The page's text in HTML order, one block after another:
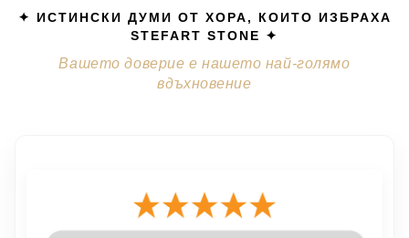
✦ ИСТИНСКИ ДУМИ ОТ ХОРА, КОИТО ИЗБРАХА
STEFART STONE ✦
Вашето доверие е нашето най-голямо
вдъхновение